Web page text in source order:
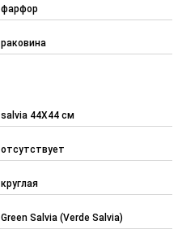
фарфор
раковина
salvia 44X44 см
отсутствует
круглая
Green Salvia (Verde Salvia)